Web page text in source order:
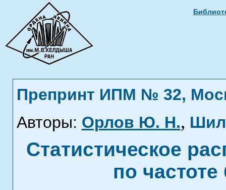
Препринт ИПМ № 32,
Авторы: Орлов Ю. Н.,
Статистическое
по